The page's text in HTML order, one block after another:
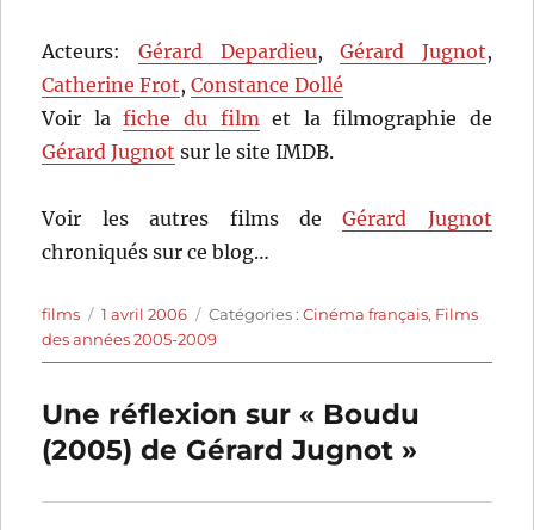
Acteurs: Gérard Depardieu,Gérard Jugnot,
Catherine Frot,Constance Dollé
Voir lafiche du filmet la filmographie de
Gérard Jugnot sur le site IMDB.
Voir les autres films deGérard Jugnot
chroniqués sur ce blog…
Auteur
films
Publié
le
1 avril 2006 Catégories
Catégories :Cinéma français, Films
des années 2005-2009
Une réflexion sur « Boudu
(2005) de Gérard Jugnot »